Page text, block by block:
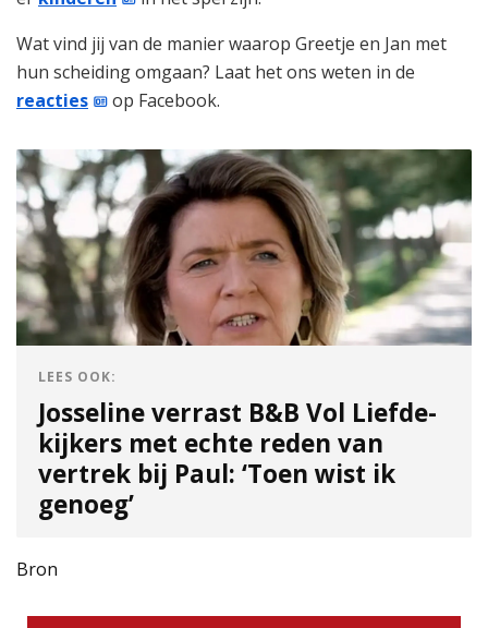
Wat vind jij van de manier waarop Greetje en Jan met
hun scheiding omgaan? Laat het ons weten in de
reacties
op Facebook.
LEES OOK:
Josseline verrast B&B Vol Liefde-
kijkers met echte reden van
vertrek bij Paul: ‘Toen wist ik
genoeg’
Bron